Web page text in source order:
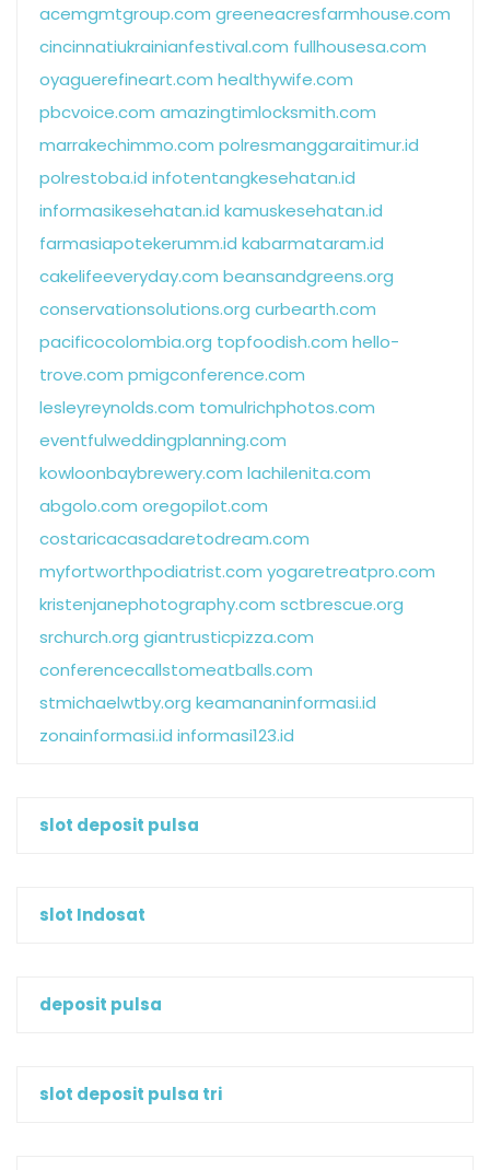
acemgmtgroup.com greeneacresfarmhouse.com
cincinnatiukrainianfestival.com fullhousesa.com
oyaguerefineart.com healthywife.com
pbcvoice.com amazingtimlocksmith.com
marrakechimmo.com polresmanggaraitimur.id
polrestoba.id infotentangkesehatan.id
informasikesehatan.id kamuskesehatan.id
farmasiapotekerumm.id kabarmataram.id
cakelifeeveryday.com beansandgreens.org
conservationsolutions.org curbearth.com
pacificocolombia.org topfoodish.com hello-
trove.com pmigconference.com
lesleyreynolds.com tomulrichphotos.com
eventfulweddingplanning.com
kowloonbaybrewery.com lachilenita.com
abgolo.com oregopilot.com
costaricacasadaretodream.com
myfortworthpodiatrist.com yogaretreatpro.com
kristenjanephotography.com sctbrescue.org
srchurch.org giantrusticpizza.com
conferencecallstomeatballs.com
stmichaelwtby.org keamananinformasi.id
zonainformasi.id informasi123.id
slot deposit pulsa
slot Indosat
deposit pulsa
slot deposit pulsa tri